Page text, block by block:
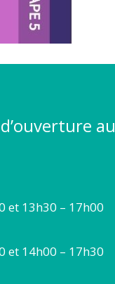
au
et 13h30 – 17h00
et 14h00 – 17h30